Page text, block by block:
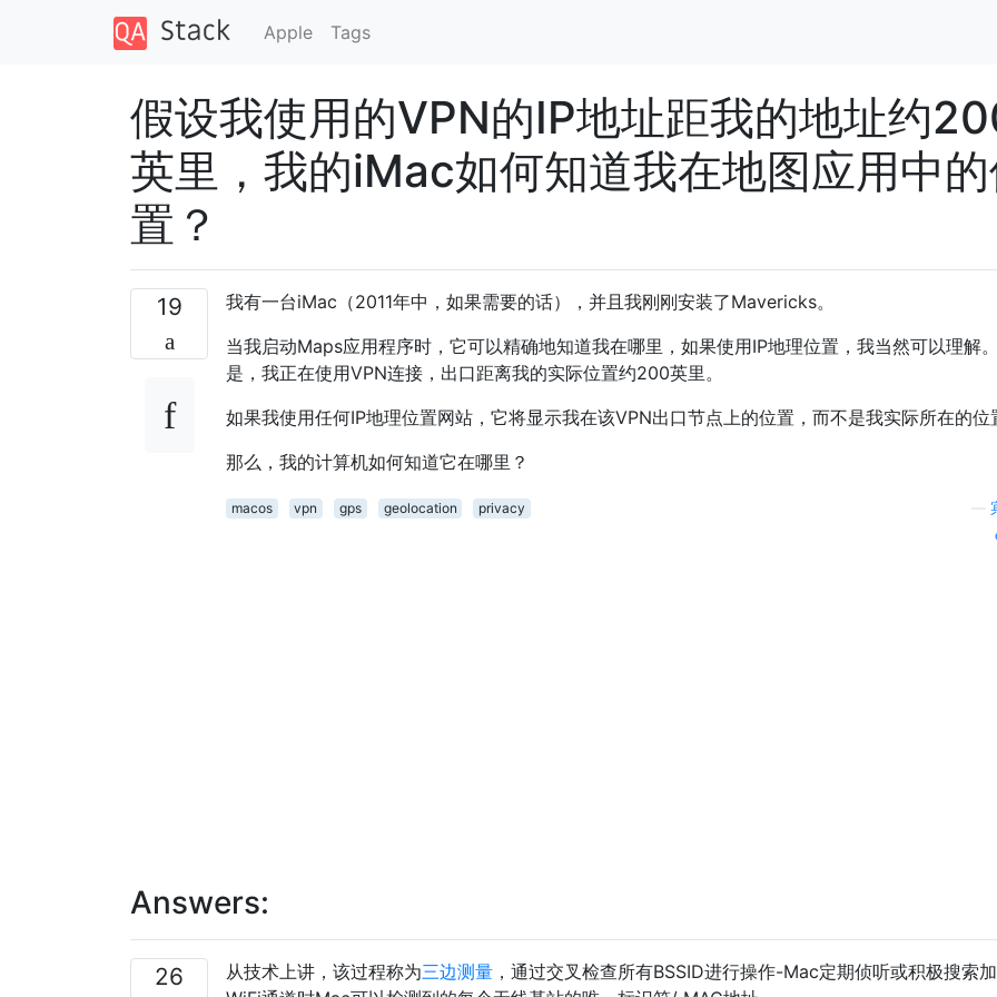
Apple Tags
假设我使用的VPN的IP地址距我的地址约
英里，我的iMac如何知道我在地图应用中的
置？
19
我有一台iMac（2011年中，如果需要的话），并且我刚刚安装了Mavericks。
当我启动Maps应用程序时，它可以精确地知道我在哪里，如果使用IP地理位置，我当然可以理解
是，我正在使用VPN连接，出口距离我的实际位置约200英里。
如果我使用任何IP地理位置网站，它将显示我在该VPN出口节点上的位置，而不是我实际所在的位
那么，我的计算机如何知道它在哪里？
macos vpn gps geolocation privacy
Answers:
26 从技术上讲，该过程称为三边测量 ，通过交叉检查所有BSSID进行操作-Mac定期侦听或积极搜索